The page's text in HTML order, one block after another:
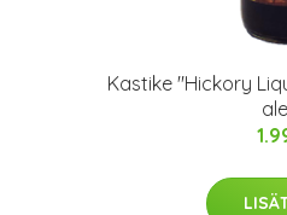
Kastike "Hickory